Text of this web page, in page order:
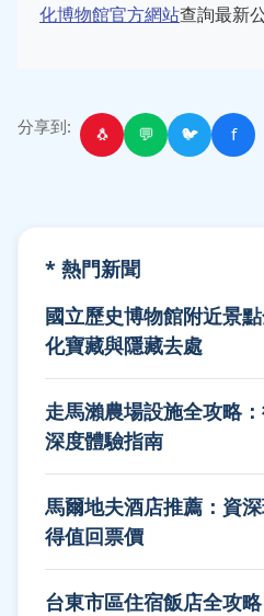
化博物館官方網站查詢最新公
分享到: 🐧 💬 🐦 f
* 熱門新聞
國立歷史博物館附近景
化寶藏與隱藏去處
走馬瀨農場設施全攻略
深度體驗指南
馬爾地夫酒店推薦：資
得值回票價
台東市區住宿飯店全攻